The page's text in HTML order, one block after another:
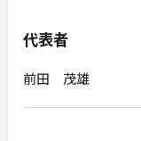
代表者
前田 茂雄